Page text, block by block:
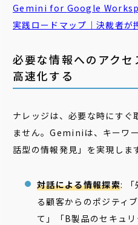
Gemini for Google
実践ロードマップ｜決裁者が
必要な情報へのアク
高速化する
ナレッジは、必要な時にすぐ
ません。Geminiは、キーワ
話型の情報発見」を実現しま
対話による情報探索: 「
る顧客からのポジティ
て」「B製品のセキュ